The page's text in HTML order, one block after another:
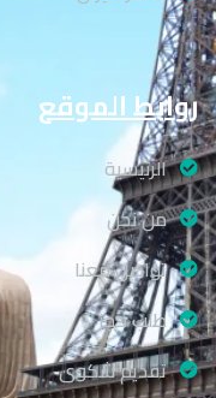
روابط الموقع
الرئيسية
من نحن
تواصل معنا
طلب حجز
تقديم شكوى